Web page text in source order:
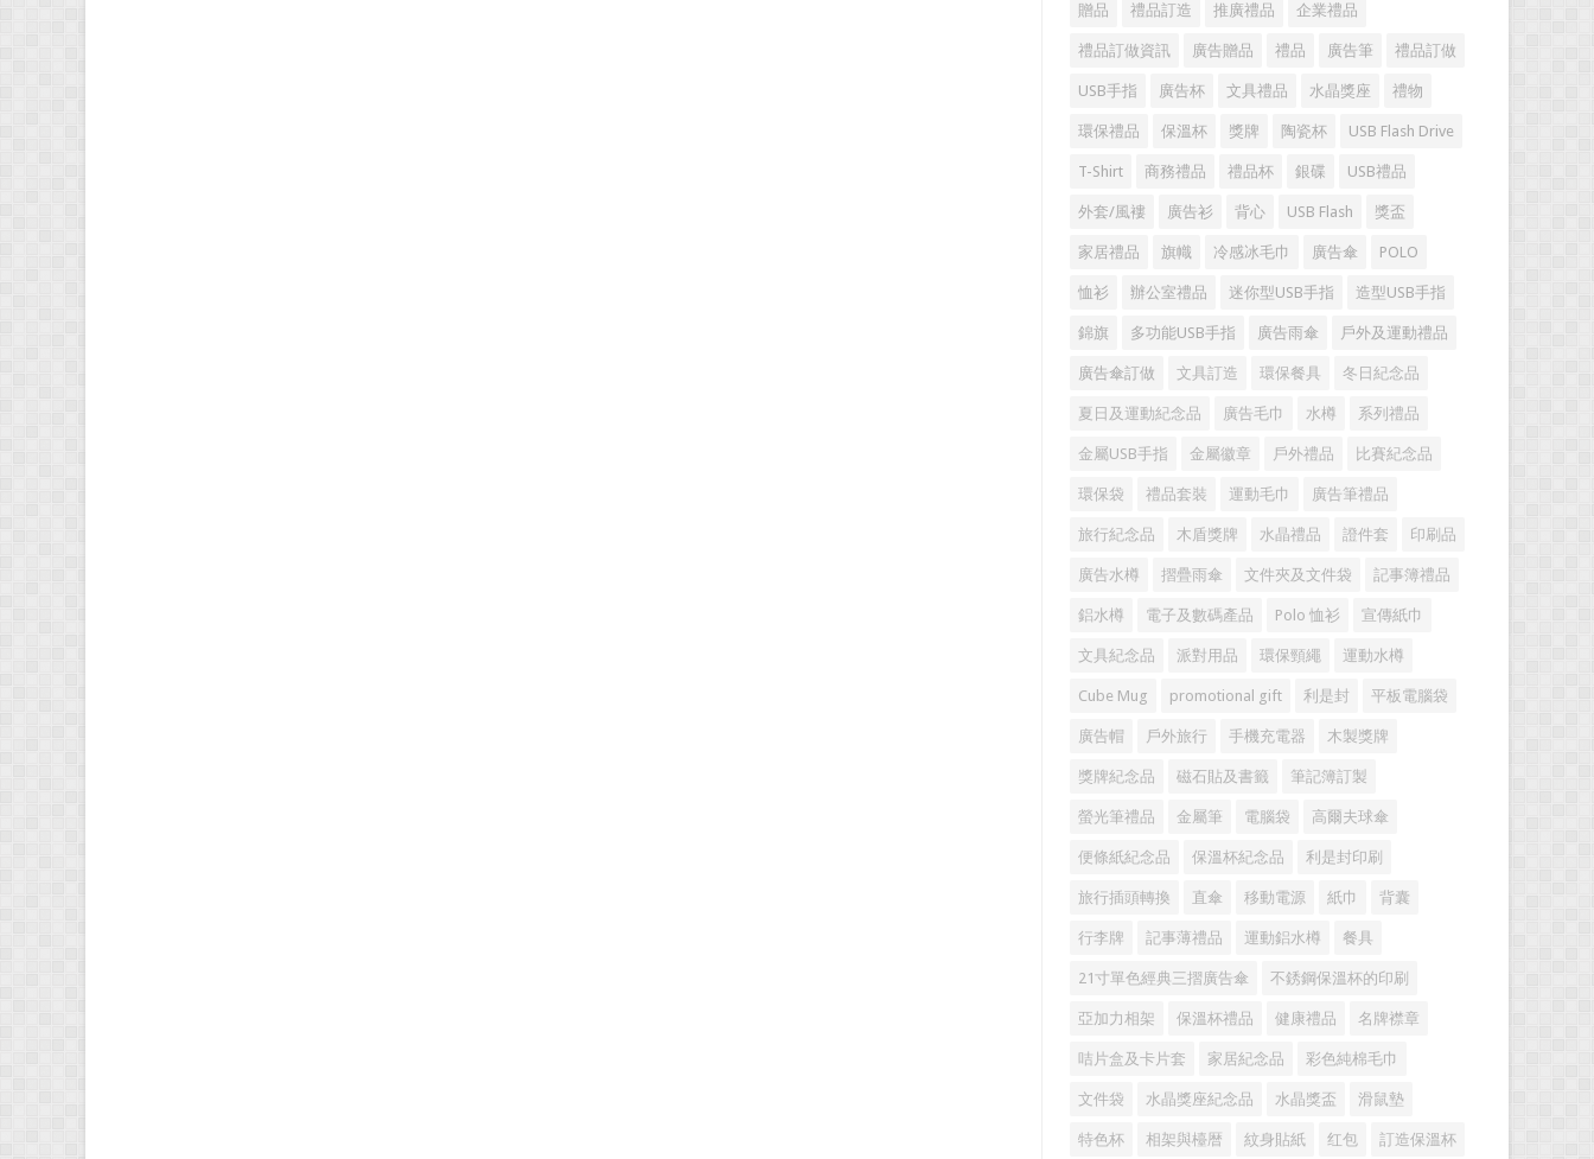
贈品 禮品訂造 推廣禮品 企業禮品
禮品訂做資訊 廣告贈品 禮品 廣告筆 禮品訂做
USB手指 廣告杯 文具禮品 水晶獎座 禮物
環保禮品 保溫杯 獎牌 陶瓷杯 USB Flash Drive
T-Shirt 商務禮品 禮品杯 銀碟 USB禮品
外套/風褸 廣告衫 背心 USB Flash 獎盃
家居禮品 旗幟 冷感冰毛巾 廣告傘 POLO
恤衫 辦公室禮品 迷你型USB手指 造型USB手指
錦旗 多功能USB手指 廣告雨傘 戶外及運動禮品
廣告傘訂做 文具訂造 環保餐具 冬日紀念品
夏日及運動紀念品 廣告毛巾 水樽 系列禮品
金屬USB手指 金屬徽章 戶外禮品 比賽紀念品
環保袋 禮品套裝 運動毛巾 廣告筆禮品
旅行紀念品 木盾獎牌 水晶禮品 證件套 印刷品
廣告水樽 摺疊雨傘 文件夾及文件袋 記事簿禮品
鋁水樽 電子及數碼產品 Polo 恤衫 宣傳紙巾
文具紀念品 派對用品 環保頸繩 運動水樽
Cube Mug promotional gift 利是封 平板電腦袋
廣告帽 戶外旅行 手機充電器 木製獎牌
獎牌紀念品 磁石貼及書籤 筆記簿訂製
螢光筆禮品 金屬筆 電腦袋 高爾夫球傘
便條紙紀念品 保溫杯紀念品 利是封印刷
旅行插頭轉換 直傘 移動電源 紙巾 背囊
行李牌 記事薄禮品 運動鋁水樽 餐具
21寸單色經典三摺廣告傘 不銹鋼保溫杯的印刷
亞加力相架 保溫杯禮品 健康禮品 名牌襟章
咭片盒及卡片套 家居紀念品 彩色純棉毛巾
文件袋 水晶獎座紀念品 水晶獎盃 滑鼠墊
特色杯 相架與檯暦 紋身貼紙 红包 訂造保溫杯